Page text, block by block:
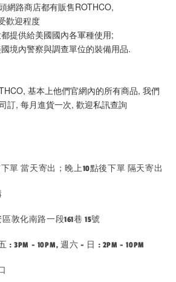
網路商店都有販售ROTHCO,
歡迎程度
提供給美國國內各軍種使用;
境內警察與調查單位的裝備用品.
基本上他們官網內的所有商品, 我們
訂, 每月進貨一次, 歡迎私訊查詢
單 當天寄出；晚上10點後下單 隔天寄出
敦化南路一段161巷 15號
3PM - 10PM, 週六 - 日 : 2PM - 10PM